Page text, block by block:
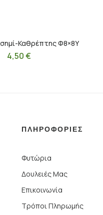
Καθρέπτης Φ8×8Υ
4,50€
ΠΛΗΡΟΦΟΡΙΕΣ
Φυτώρια
Δουλειές Μας
Επικοινωνία
Τρόποι Πληρωμής